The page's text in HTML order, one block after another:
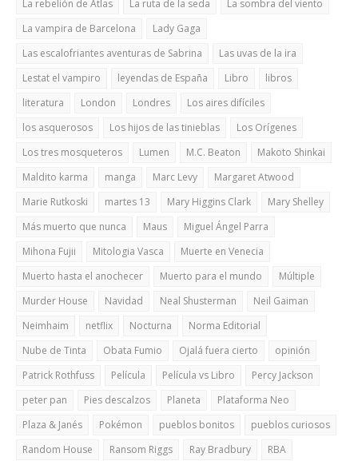
La rebelión de Atlas
La ruta de la seda
La sombra del viento
La vampira de Barcelona
Lady Gaga
Las escalofriantes aventuras de Sabrina
Las uvas de la ira
Lestat el vampiro
leyendas de España Libro
libros
literatura
London Londres
Los aires difíciles
los asquerosos
Los hijos de las tinieblas
Los Orígenes
Los tres mosqueteros
Lumen M.C. Beaton
Makoto Shinkai
Maldito karma
manga Marc Levy
Margaret Atwood
Marie Rutkoski
martes 13 Mary Higgins Clark
Mary Shelley
Más muerto que nunca
Maus
Miguel Ángel Parra
Mihona Fujii
Mitologia Vasca
Muerte en Venecia
Muerto hasta el anochecer
Muerto para el mundo
Múltiple
Murder House
Navidad Neal Shusterman
Neil Gaiman
Neimhaim
netflix Nocturna
Norma Editorial
Nube de Tinta
Obata Fumio Ojalá fuera cierto
opinión
Patrick Rothfuss
Película Película vs Libro
Percy Jackson
peter pan
Pies descalzos Planeta
Plataforma Neo
Plaza & Janés
Pokémon pueblos bonitos
pueblos curiosos
Random House
Ransom Riggs Ray Bradbury
RBA